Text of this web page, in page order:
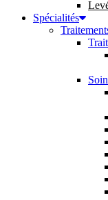
Spécialités